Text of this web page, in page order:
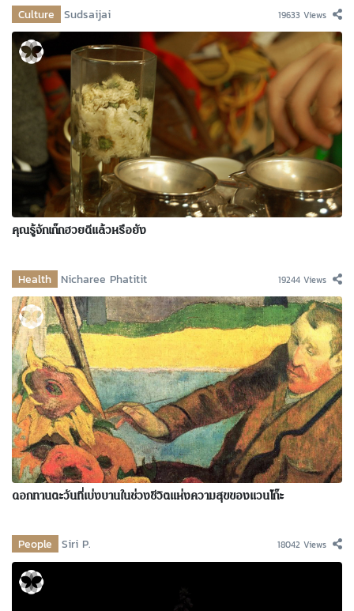
Culture Sudsaijai 19633 Views
คุณรู้จักเก๊กฮวยดีแล้วหรือยัง
Health Nicharee Phatitit 19244 Views
ดอกทานตะวันที่เบ่งบานในช่วงชีวิตแห่งความสุขของแวนโก๊ะ
People Siri P. 18042 Views